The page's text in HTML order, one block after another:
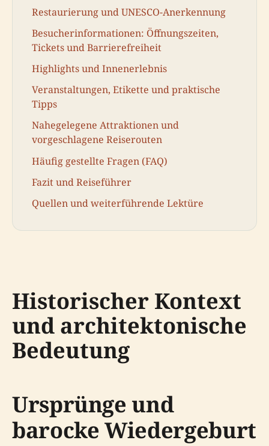
Restaurierung und UNESCO-Anerkennung
Besucherinformationen: Öffnungszeiten,
Tickets und Barrierefreiheit
Highlights und Innenerlebnis
Veranstaltungen, Etikette und praktische
Tipps
Nahegelegene Attraktionen und
vorgeschlagene Reiserouten
Häufig gestellte Fragen (FAQ)
Fazit und Reiseführer
Quellen und weiterführende Lektüre
Historischer Kontext
und architektonische
Bedeutung
Ursprünge und
barocke Wiedergeburt